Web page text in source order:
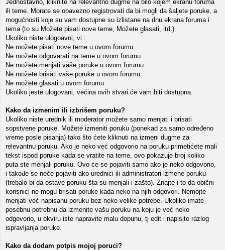
Jednostavno, kliknite na relevantno dugme na bilo kojem ekranu foruma
ili teme. Morate se obavezno registrovati da bi mogli da šaljete poruke, a
mogućnosti koje su vam dostupne su izlistane na dnu ekrana foruma i
tema (to su Možete pisati nove teme, Možete glasati, itd.)
Ukoliko niste ulogoavni, vi :
Ne možete pisati nove teme u ovom forumu
Ne možete odgovarati na teme u ovom forumu
Ne možete menjati vaše poruke u ovom forumu
Ne možete brisati vaše poruke u ovom forumu
Ne možete glasati u ovom forumu
Ukoliko jeste ulogovani, većina ovih stvari će vam biti dostupna.
Kako da izmenim ili izbrišem poruku?
Ukoliko niste urednik ili moderator možete samo menjati i brisati
sopstvene poruke. Možete izmeniti poruku (ponekad za samo određeno
vreme posle pisanja) tako što ćete kliknuti na izmeni dugme za
relevantnu poruku. Ako je neko već odgovorio na poruku primetićete mali
tekst ispod poruke kada se vratite na teme, ovo pokazuje broj koliko
puta ste menjali poruku. Ovo će se pojaviti samo ako je neko odgovorio,
i takođe se neće pojaviti ako urednici ili administratori izmene poruku
(trebalo bi da ostave poruku šta su menjali i zašto). Znajte i to da obični
korisnici ne mogu brisati poruke kada neko na njih odgovori. Nemojte
menjati već napisanu poruku bez neke velike potrebe. Ukoliko imate
posebnu potrebnu da izmenite vašu poruku na koju je već neko
odgovorio, u okviru iste napravite malu dopunu, tj edit i napisite razlog
ispravljanja poruke.
Kako da dodam potpis mojoj poruci?